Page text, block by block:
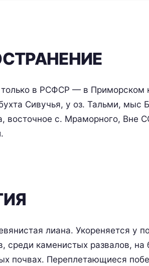
в РСФСР — в Приморском
Сивучья, у оз. Тальми, мыс
восточное с. Мраморного, Вне
лиана. Укореняется у
среди каменистых развалов, на
почвах. Переплетающиеся